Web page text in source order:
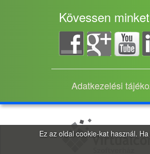
Kövessen
Adatkezelési
Ez az oldal cookie-kat használ.